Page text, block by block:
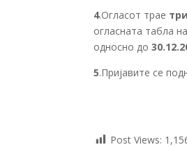
4.Огласот трае три
огласната табла
односно до
5.Пријавите се
Post Views: